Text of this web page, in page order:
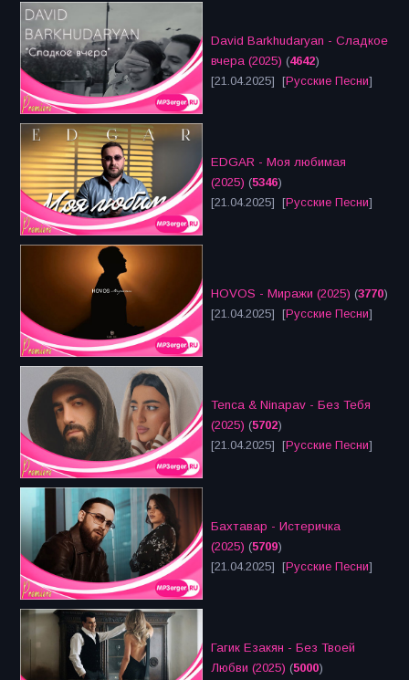
David Barkhudaryan - Сладкое
вчера (2025) (4642)
[21.04.2025] [Русские Песни]
EDGAR - Моя любимая
(2025) (5346)
[21.04.2025] [Русские Песни]
HOVOS - Миражи (2025) (3770)
[21.04.2025] [Русские Песни]
Tenca & Ninapav - Без Тебя
(2025) (5702)
[21.04.2025] [Русские Песни]
Бахтавар - Истеричка
(2025) (5709)
[21.04.2025] [Русские Песни]
Гагик Езакян - Без Твоей
Любви (2025) (5000)